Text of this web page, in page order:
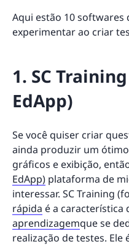
Aqui estão 10 softwares
experimentar ao criar
1. SC
EdApp)
Se você quiser criar
ainda produzir um
gráficos e exibição,
EdApp) plataforma de
interessar. SC Training
rápida é a característica
aprendizagemque se
realização de testes.